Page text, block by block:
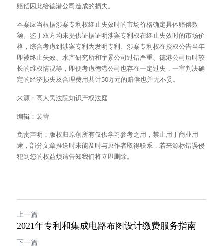
赔偿因此给德港公司造成的损失。
本案应当根据涉案专利权终止失效时的市场价格确定具体赔偿数
额。鉴于双方均未提供证据证明涉案专利权在终止失效时的市场价
格，综合考虑到涉案专利为发明专利、涉案专利权在授权公告当年
即被终止失效、水产研究所和宇景公司过错严重、德港公司历时较
长的维权情况等，即便考虑德港公司也存在一定过失，一审判决确
定的经济损失及合理费用共计50万元的赔偿也并无不妥。
来源：高人民法院知识产权法庭
编辑：裴蕾
免责声明：版权归原创所有仅供学习参考之用，禁止用于商业用
途，部分文章推送时未能及时与原作者取得联系，若来源标错误侵
犯到您的权益烦请告知我们将立即删除。
上一篇
2021年专利和集成电路布图设计缴费服务指南
下一篇